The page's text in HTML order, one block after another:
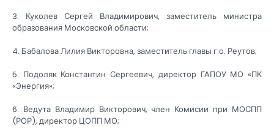
3. Куколев Сергей Владимирович, заместитель министра
образования Московской области;
4. Бабалова Лилия Викторовна, заместитель главы г.о. Реутов;
5. Подоляк Константин Сергеевич, директор ГАПОУ МО «ПК
«Энергия»;
6. Ведута Владимир Викторович, член Комисии при МОСПП
(РОР), директор ЦОПП МО;